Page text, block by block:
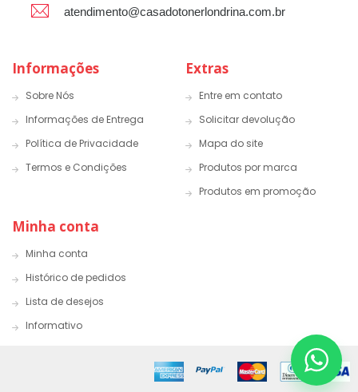
atendimento@casadotonerlondrina.com.br
Informações
Sobre Nós
Informações de Entrega
Política de Privacidade
Termos e Condições
Extras
Entre em contato
Solicitar devolução
Mapa do site
Produtos por marca
Produtos em promoção
Minha conta
Minha conta
Histórico de pedidos
Lista de desejos
Informativo